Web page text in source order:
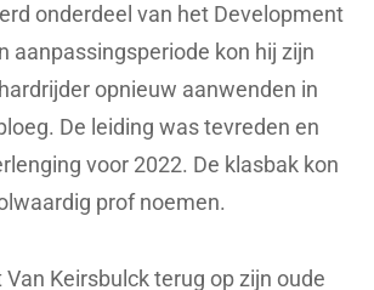
onderdeel van het Development
aanpassingsperiode kon hij zijn
opnieuw aanwenden in
De leiding was tevreden en
voor 2022. De klasbak kon
prof noemen.
Keirsbulck terug op zijn oude